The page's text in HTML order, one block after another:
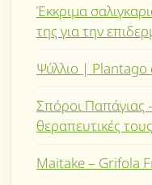
Έκκριμα
της για την
Ψύλλιο | Plantago
Σπόροι Παπάγιας
θεραπευτικές
Maitake – Grifola